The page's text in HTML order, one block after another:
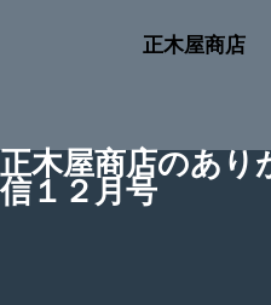
​正木屋商店
正木屋商店のあり
信１２月号